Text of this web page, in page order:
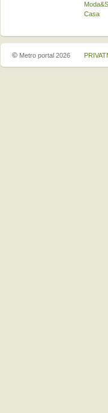
Casa
© Metro portal 2026